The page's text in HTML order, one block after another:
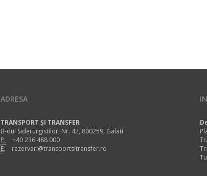
ADRESA
TRANSPORT ȘI TRANSFER
B-dul Siderurgistilor, Nr. 42, 800259, Galati
P:
+40 236 488 000
E:
rezervari@transportsitransfer.ro